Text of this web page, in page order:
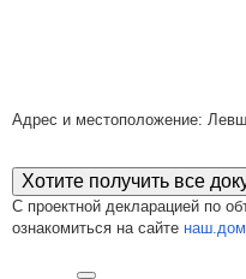
Адрес и местоположение:
Хотите получить все
С проектной декларацией по
ознакомиться на сайте